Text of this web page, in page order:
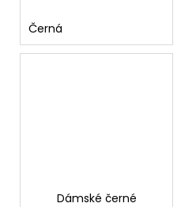
Černá
Dámské černé